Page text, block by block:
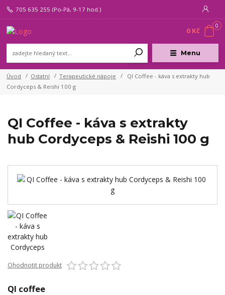
Menu
705 635 255 (Po-Pá, 9-17 hod.)
0
0 Kč
Úvod Ostatní Terapeutické nápoje
QI Coffee - káva s extrakty hub
Cordyceps & Reishi 100 g
QI Coffee - káva s extrakty
hub Cordyceps & Reishi 100 g
Ohodnotit produkt
QI coffee